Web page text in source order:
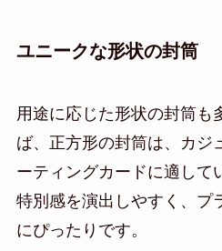
ユニークな形状の封筒
用途に応じた形状の封筒も
ば、正方形の封筒は、カジ
ーティングカードに適して
特別感を演出しやすく、プ
にぴったりです。